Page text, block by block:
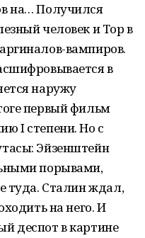
на… Получился
человек и Тор в
вампиров.
в
наружу
первый фильм
I степени. Но с
Эйзенштейн
порывами,
туда. Сталин ждал,
на него. И
деспот в картине